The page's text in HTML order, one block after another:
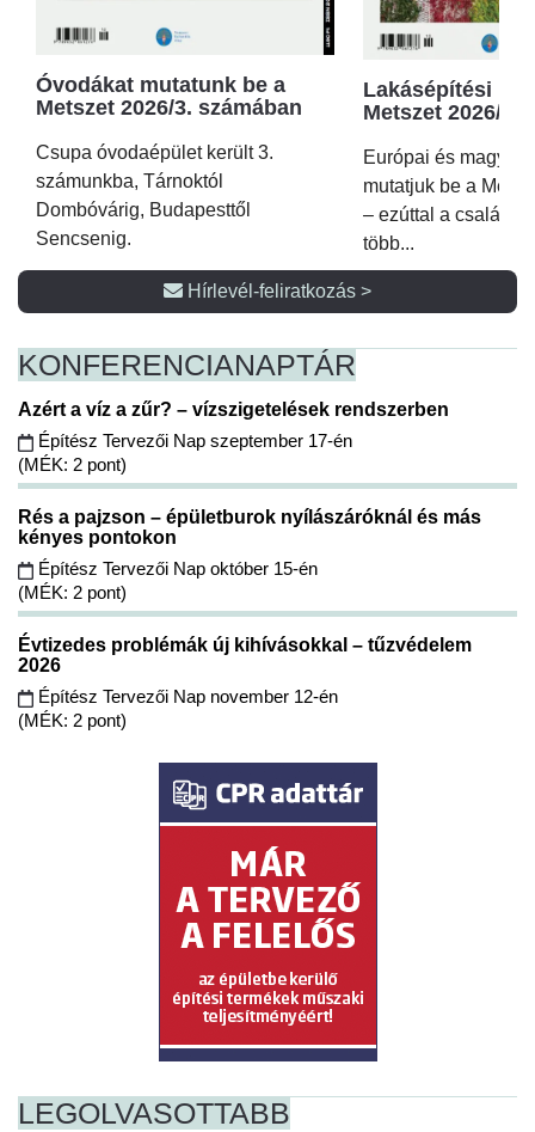
Óvodákat mutatunk be a
Metszet 2026/3. számában
Csupa óvodaépület került 3.
számunkba, Tárnoktól
Dombóvárig, Budapesttől
Sencsenig.
Lakásépítési
Metszet 2026/2.
Európai és magyar
mutatjuk be a
– ezúttal a családi
több...
Hírlevél-feliratkozás >
KONFERENCIANAPTÁR
Azért a víz a zűr? – vízszigetelések rendszerben
Építész Tervezői Nap szeptember 17-én
(MÉK: 2 pont)
Rés a pajzson – épületburok nyílászáróknál és más
kényes pontokon
Építész Tervezői Nap október 15-én
(MÉK: 2 pont)
Évtizedes problémák új kihívásokkal – tűzvédelem
2026
Építész Tervezői Nap november 12-én
(MÉK: 2 pont)
LEGOLVASOTTABB